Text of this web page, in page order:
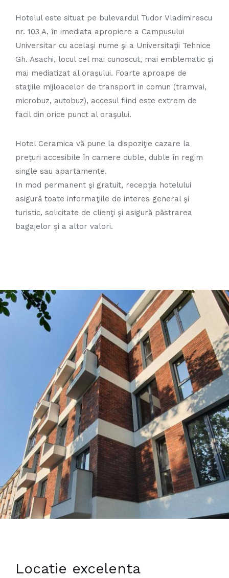
Hotelul este situat pe bulevardul Tudor Vladimirescu
nr. 103 A, în imediata apropiere a Campusului
Universitar cu acelaşi nume şi a Universitaţii Tehnice
Gh. Asachi, locul cel mai cunoscut, mai emblematic şi
mai mediatizat al oraşului. Foarte aproape de
staţiile mijloacelor de transport in comun (tramvai,
microbuz, autobuz), accesul fiind este extrem de
facil din orice punct al oraşului.
Hotel Ceramica vă pune la dispoziţie cazare la
preţuri accesibile în camere duble, duble în regim
single sau apartamente.
In mod permanent şi gratuit, recepţia hotelului
asigură toate informaţiile de interes general şi
turistic, solicitate de clienţi şi asigură păstrarea
bagajelor şi a altor valori.
Locatie excelenta